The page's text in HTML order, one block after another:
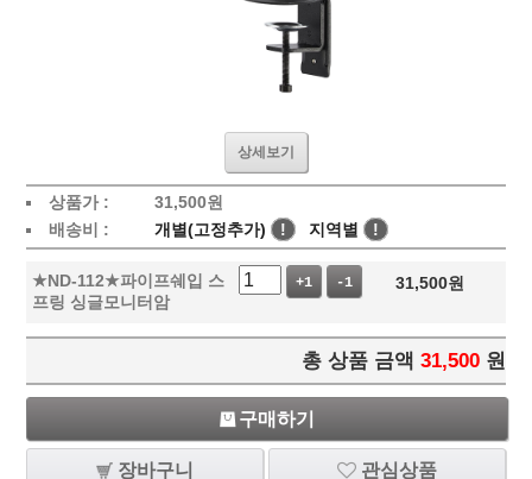
상세보기
상품가 : 31,500원
배송비 :
개별(고정추가) ! 지역별 !
★ND-112★파이프쉐입 스
프링 싱글모니터암
+1 -1 31,500원
총 상품 금액 31,500 원
구매하기
장바구니 관심상품